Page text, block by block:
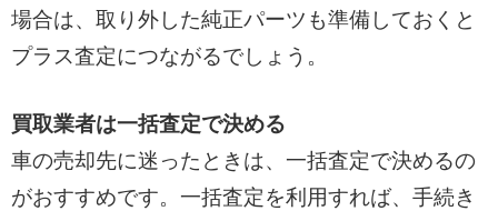
場合は、取り外した純正パーツも準備しておくと
プラス査定につながるでしょう。
買取業者は一括査定で決める
車の売却先に迷ったときは、一括査定で決めるの
がおすすめです。一括査定を利用すれば、手続き